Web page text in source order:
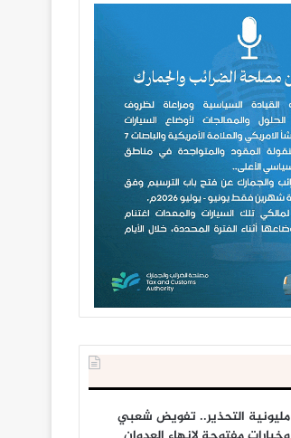
مليونية التحذير.. تفويض شعبي